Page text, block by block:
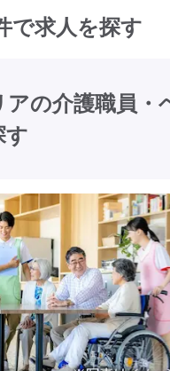
で求人を探す
の介護職員・
す